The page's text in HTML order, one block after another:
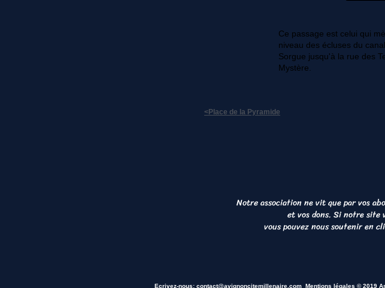
Ce passage est celui qui
niveau des écluses du
Sorgue jusqu'à la rue des
Mystère.
<Place de la Pyramide
Notre association ne vit que par vos
et vos dons. Si notre site
vous pouvez nous soutenir en
Ecrivez-nous: contact@avignoncitemillenaire.com Mentions légales ©2019